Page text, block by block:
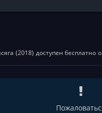
(2018) доступен бесплатно